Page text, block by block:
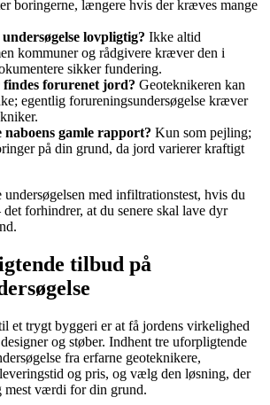
boringerne, længere hvis der kræves mange
lovpligtig? Ikke altid
kommuner og rådgivere kræver den i
sikker fundering.
forurenet jord? Geoteknikeren kan
egentlig forureningsundersøgelse kræver
gamle rapport? Kun som pejling;
på din grund, da jord varierer kraftigt
med infiltrationstest, hvis du
forhindrer, at du senere skal lave dyr
tilbud på
et trygt byggeri er at få jordens virkelighed
og støber. Indhent tre uforpligtende
fra erfarne geoteknikere,
og pris, og vælg den løsning, der
mest værdi for din grund.